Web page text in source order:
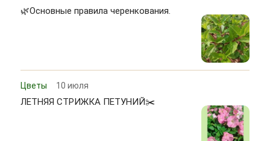
🌿Основные правила черенкования.
Цветы 10 июля
ЛЕТНЯЯ СТРИЖКА ПЕТУНИЙ✂️